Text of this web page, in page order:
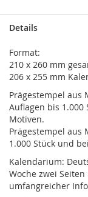
Details
Format:
210 x 260 mm
206 x 255 mm
Prägestempel aus
Auflagen bis
Motiven.
Prägestempel aus
1.000 Stück und
Kalendarium:
Woche zwei
umfangreicher